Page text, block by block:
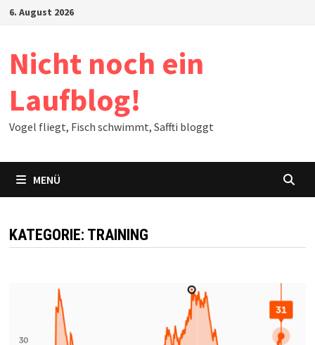
Zum6. August 2026
Nicht noch ein
Laufblog!
Vogel fliegt, Fisch schwimmt, Saffti bloggt
MENÜ
KATEGORIE: TRAINING